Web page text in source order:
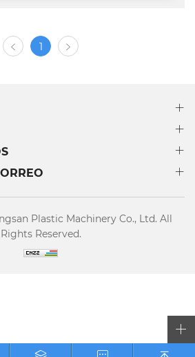
1
Plastic Machinery Co., Ltd. All
Rights Reserved.